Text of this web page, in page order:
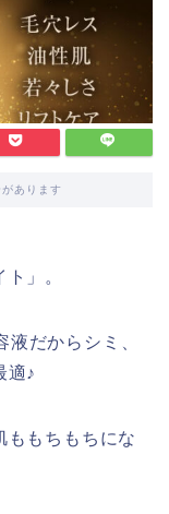
あります
」。
液だからシミ、
適♪
ももちもちにな